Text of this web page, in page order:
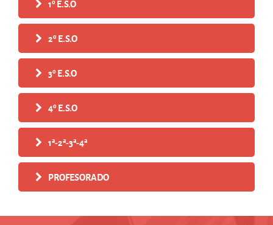
1º E.S.O
2º E.S.O
3º E.S.O
4º E.S.O
1ª-2ª-3ª-4ª
PROFESORADO